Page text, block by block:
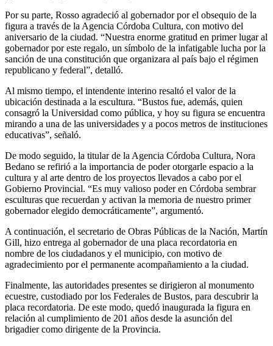
Por su parte, Rosso agradeció al gobernador por el obsequio de la
figura a través de la Agencia Córdoba Cultura, con motivo del
aniversario de la ciudad. “Nuestra enorme gratitud en primer lugar al
gobernador por este regalo, un símbolo de la infatigable lucha por la
sanción de una constitución que organizara al país bajo el régimen
republicano y federal”, detalló.
Al mismo tiempo, el intendente interino resaltó el valor de la
ubicación destinada a la escultura. “Bustos fue, además, quien
consagró la Universidad como pública, y hoy su figura se encuentra
mirando a una de las universidades y a pocos metros de instituciones
educativas”, señaló.
De modo seguido, la titular de la Agencia Córdoba Cultura, Nora
Bedano se refirió a la importancia de poder otorgarle espacio a la
cultura y al arte dentro de los proyectos llevados a cabo por el
Gobierno Provincial. “Es muy valioso poder en Córdoba sembrar
esculturas que recuerdan y activan la memoria de nuestro primer
gobernador elegido democráticamente”, argumentó.
A continuación, el secretario de Obras Públicas de la Nación, Martín
Gill, hizo entrega al gobernador de una placa recordatoria en
nombre de los ciudadanos y el municipio, con motivo de
agradecimiento por el permanente acompañamiento a la ciudad.
Finalmente, las autoridades presentes se dirigieron al monumento
ecuestre, custodiado por los Federales de Bustos, para descubrir la
placa recordatoria. De este modo, quedó inaugurada la figura en
relación al cumplimiento de 201 años desde la asunción del
brigadier como dirigente de la Provincia.